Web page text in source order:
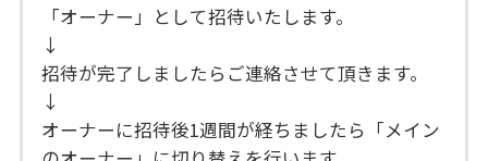
「オーナー」として招待いたします。
↓
招待が完了しましたらご連絡させて頂きます。
↓
オーナーに招待後1週間が経ちましたら「メイン